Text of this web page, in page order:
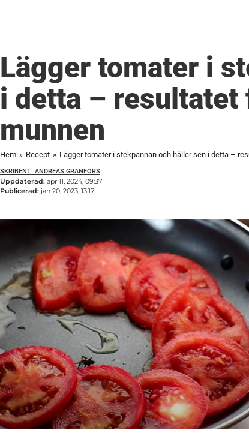
Lägger tomater i
i detta – resultatet
munnen
Hem » Recept » Lägger tomater i stekpannan och häller sen i detta –
SKRIBENT: ANDREAS GRANFORS
Uppdaterad: apr 11, 2024, 09:37
Publicerad: jan 20, 2023, 13:17